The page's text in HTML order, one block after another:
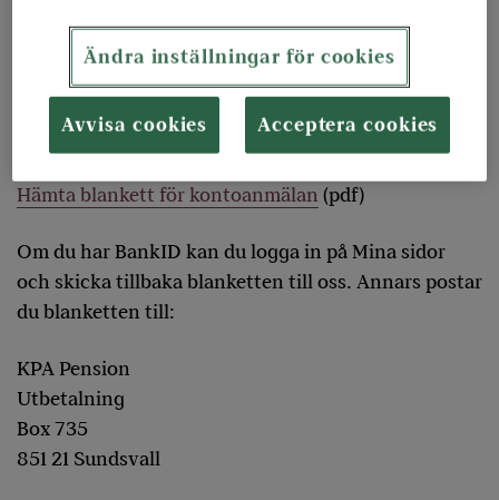
Anmäl vilket konto pension ska betalas till
ut till fyller du i en blankett.
Hämta blankett för kontoanmälan (pdf)
Om du har BankID kan du logga in på Mina sidor
och skicka tillbaka blanketten till oss. Annars postar
du blanketten till:
KPA Pension
Utbetalning
Box 735
851 21 Sundsvall
Ändra inställningar för cookies
Avvisa cookies Acceptera cookies